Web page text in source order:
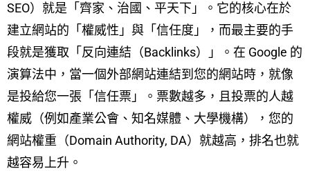
SEO）就是「齊家、治國、平天下」。它的核心在於
建立網站的「權威性」與「信任度」，而最主要的手
段就是獲取「反向連結（Backlinks）」。在 Google 的
演算法中，當一個外部網站連結到您的網站時，就像
是投給您一張「信任票」。票數越多，且投票的人越
權威（例如產業公會、知名媒體、大學機構），您的
網站權重（Domain Authority, DA）就越高，排名也就
越容易上升。